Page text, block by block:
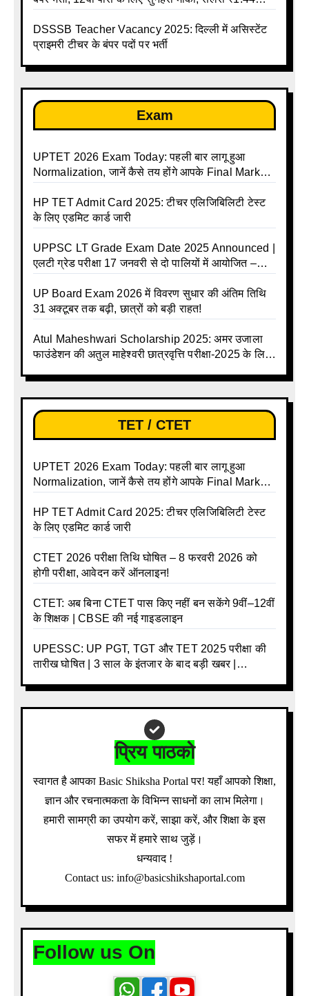
DSSSB Teacher Vacancy 2025: दिल्ली में असिस्टेंट
प्राइमरी टीचर के बंपर पदों पर भर्ती
Exam
UPTET 2026 Exam Today: पहली बार लागू हुआ
Normalization, जानें कैसे तय होंगे आपके Final Marks
HP TET Admit Card 2025: टीचर एलिजिबिलिटी टेस्ट
के लिए एडमिट कार्ड जारी
UPPSC LT Grade Exam Date 2025 Announced |
एलटी ग्रेड परीक्षा 17 जनवरी से दो पालियों में आयोजित –
UP Board Exam 2026 में विवरण सुधार की अंतिम तिथि
31 अक्टूबर तक बढ़ी, छात्रों को बड़ी राहत!
Atul Maheshwari Scholarship 2025: अमर उजाला
फाउंडेशन की अतुल माहेश्वरी छात्रवृत्ति परीक्षा-2025 के लिए
TET / CTET
UPTET 2026 Exam Today: पहली बार लागू हुआ
Normalization, जानें कैसे तय होंगे आपके Final Marks
HP TET Admit Card 2025: टीचर एलिजिबिलिटी टेस्ट
के लिए एडमिट कार्ड जारी
CTET 2026 परीक्षा तिथि घोषित – 8 फरवरी 2026 को
होगी परीक्षा, आवेदन करें ऑनलाइन!
CTET: अब बिना CTET पास किए नहीं बन सकेंगे 9वीं–12वीं
के शिक्षक | CBSE की नई गाइडलाइन
UPESSC: UP PGT, TGT और TET 2025 परीक्षा की
तारीख घोषित | 3 साल के इंतजार के बाद बड़ी खबर |
प्रिय पाठको
स्वागत है आपका Basic Shiksha Portal पर! यहाँ आपको शिक्षा,
ज्ञान और रचनात्मकता के विभिन्न साधनों का लाभ मिलेगा।
हमारी सामग्री का उपयोग करें, साझा करें, और शिक्षा के इस
सफर में हमारे साथ जुड़ें।
धन्यवाद !
Contact us: info@basicshikshaportal.com
Follow us On